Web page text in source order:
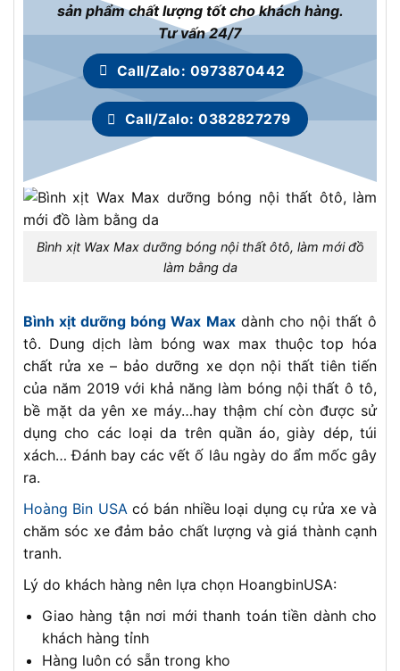
sản phẩm chất lượng tốt cho khách hàng.
Tư vấn 24/7
Call/Zalo: 0973870442
Call/Zalo: 0382827279
Bình xịt Wax Max dưỡng bóng nội thất ôtô, làm mới đồ
làm bằng da
Bình xịt dưỡng bóng Wax Maxdành cho nội thất ô
tô. Dung dịch làm bóng wax max thuộc top hóa
chất rửa xe – bảo dưỡng xe dọn nội thất tiên tiến
của năm 2019 với khả năng làm bóng nội thất ô tô,
bề mặt da yên xe máy…hay thậm chí còn được sử
dụng cho các loại da trên quần áo, giày dép, túi
xách… Đánh bay các vết ố lâu ngày do ẩm mốc gây
ra.
Hoàng Bin USAcó bán nhiều loại dụng cụ rửa xe và
chăm sóc xe đảm bảo chất lượng và giá thành cạnh
tranh.
Lý do khách hàng nên lựa chọn HoangbinUSA:
Giao hàng tận nơi mới thanh toán tiền dành cho
khách hàng tỉnh
Hàng luôn có sẵn trong kho